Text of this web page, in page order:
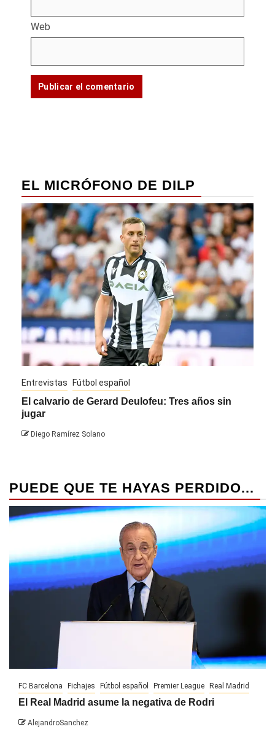
Web
EL MICRÓFONO DE DILP
Entrevistas Fútbol español
El calvario de Gerard Deulofeu: Tres años sin
jugar
Diego Ramírez Solano
PUEDE QUE TE HAYAS PERDIDO...
FC Barcelona Fichajes Fútbol español Premier League Real Madrid
El Real Madrid asume la negativa de Rodri
AlejandroSanchez